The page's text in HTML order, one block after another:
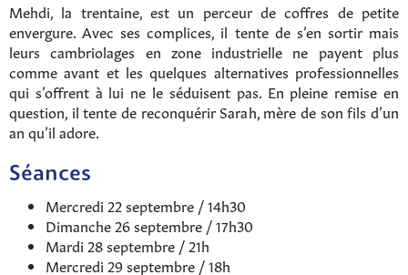
Mehdi, la trentaine, est un perceur de coffres de petite
envergure. Avec ses complices, il tente de s’en sortir mais
leurs cambriolages en zone industrielle ne payent plus
comme avant et les quelques alternatives professionnelles
qui s’offrent à lui ne le séduisent pas. En pleine remise en
question, il tente de reconquérir Sarah, mère de son fils d’un
an qu’il adore.
Séances
Mercredi 22 septembre / 14h30
Dimanche 26 septembre / 17h30
Mardi 28 septembre / 21h
Mercredi 29 septembre / 18h